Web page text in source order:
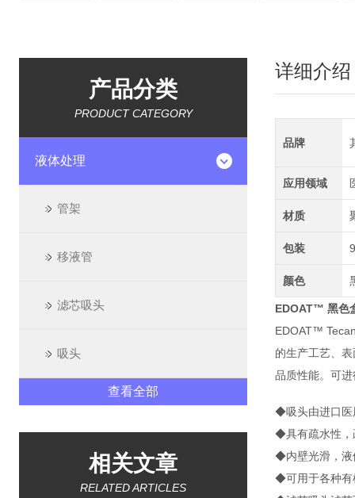
产品分类
PRODUCT CATEGORY
液体处理
管架
移液管
滤芯吸头
吸头
查看全部
相关文章
RELATED ARTICLES
详细介绍
品牌
应用领域
材质
包装
颜色
EDOAT™ 黑色
EDOAT™
的生产工艺、
品质性能。可
◆吸头由进口医
◆具有疏水性，
◆内壁光滑，液
◆可用于各种有